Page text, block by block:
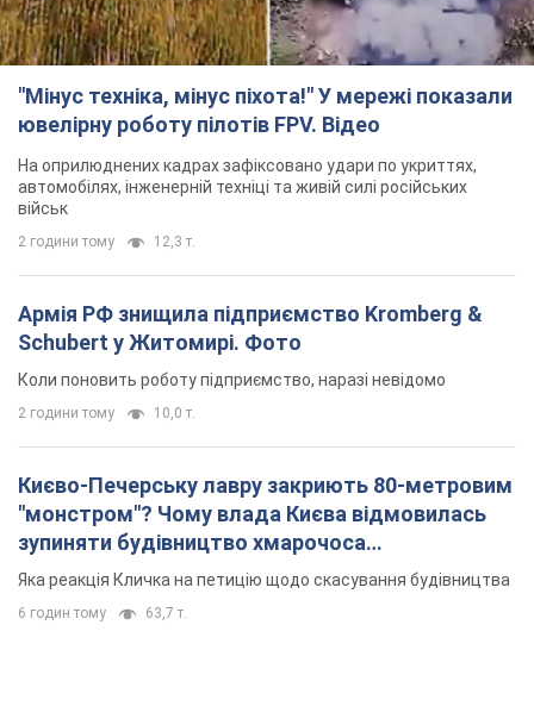
"Мінус техніка, мінус піхота!" У мережі показали
ювелірну роботу пілотів FPV. Відео
На оприлюднених кадрах зафіксовано удари по укриттях,
автомобілях, інженерній техніці та живій силі російських
військ
2 години тому 12,3 т.
Армія РФ знищила підприємство Kromberg &
Schubert у Житомирі. Фото
Коли поновить роботу підприємство, наразі невідомо
2 години тому 10,0 т.
Києво-Печерську лавру закриють 80-метровим
"монстром"? Чому влада Києва відмовилась
зупиняти будівництво хмарочоса
"московського вірянина"
Яка реакція Кличка на петицію щодо скасування будівництва
6 годин тому 63,7 т.